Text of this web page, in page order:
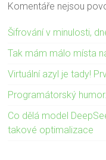
Komentáře nejsou
Šifrování v minulosti,
Tak mám málo místa
Virtuální azyl je tady!
Programátorský
Co dělá model
takové optimalizace